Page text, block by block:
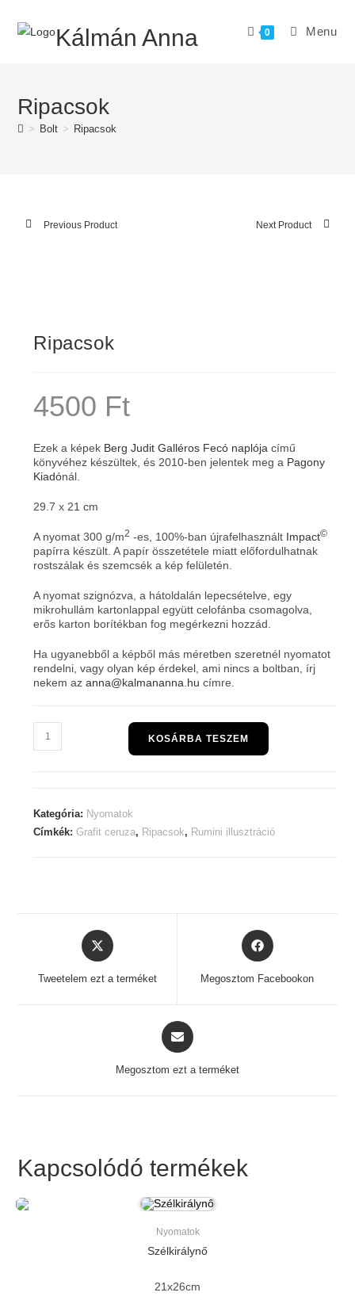
Kálmán Anna 0 Menu
Ripacsok
> Bolt > Ripacsok
Previous Product Next Product
Ripacsok
4500 Ft
Ezek a képek Berg Judit Galléros Fecó naplója című
könyvéhez készültek, és 2010-ben jelentek meg a Pagony
Kiadónál.
29.7 x 21 cm
A nyomat 300 g/m2 -es, 100%-ban újrafelhasznált Impact©
papírra készült. A papír összetétele miatt előfordulhatnak
rostszálak és szemcsék a kép felületén.
A nyomat szignózva, a hátoldalán lepecsételve, egy
mikrohullám kartonlappal együtt celofánba csomagolva,
erős karton borítékban fog megérkezni hozzád.
Ha ugyanebből a képből más méretben szeretnél nyomatot
rendelni, vagy olyan kép érdekel, ami nincs a boltban, írj
nekem azanna@kalmananna.hu címre.
Ripacsok
mennyiség
KOSÁRBA TESZEM
Kategória: Nyomatok
Címkék:Grafit ceruza, Ripacsok, Rumini illusztráció
Opens
in
Tweetelem ezt a terméket
Opens
in
Megosztom Facebookon
Opens
in
Megosztom ezt a terméket
Kapcsolódó termékek
Nyomatok
Szélkirálynő
21x26cm